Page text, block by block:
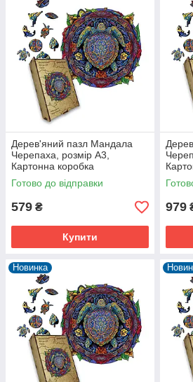
Дерев'яний пазл Мандала
Черепаха, розмір А3,
Картонна коробка
Готово до відправки
579 ₴
Купити
979
Новинка